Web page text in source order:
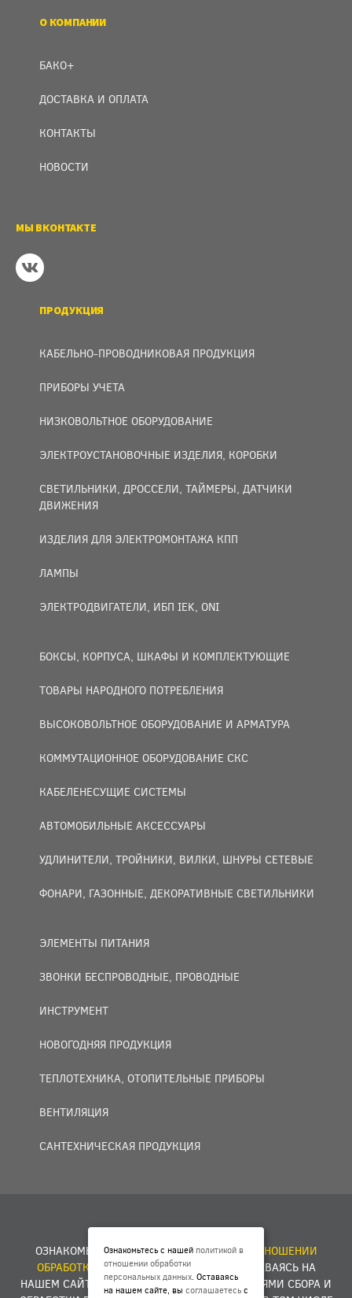
О КОМПАНИИ
БАКО+
ДОСТАВКА И ОПЛАТА
КОНТАКТЫ
НОВОСТИ
МЫ ВКОНТАКТЕ
ПРОДУКЦИЯ
КАБЕЛЬНО-ПРОВОДНИКОВАЯ ПРОДУКЦИЯ
ПРИБОРЫ УЧЕТА
НИЗКОВОЛЬТНОЕ ОБОРУДОВАНИЕ
ЭЛЕКТРОУСТАНОВОЧНЫЕ ИЗДЕЛИЯ, КОРОБКИ
СВЕТИЛЬНИКИ, ДРОССЕЛИ, ТАЙМЕРЫ, ДАТЧИКИ
ДВИЖЕНИЯ
ИЗДЕЛИЯ ДЛЯ ЭЛЕКТРОМОНТАЖА КПП
ЛАМПЫ
ЭЛЕКТРОДВИГАТЕЛИ, ИБП IEK, ONI
БОКСЫ, КОРПУСА, ШКАФЫ И КОМПЛЕКТУЮЩИЕ
ТОВАРЫ НАРОДНОГО ПОТРЕБЛЕНИЯ
ВЫСОКОВОЛЬТНОЕ ОБОРУДОВАНИЕ И АРМАТУРА
КОММУТАЦИОННОЕ ОБОРУДОВАНИЕ СКС
КАБЕЛЕНЕСУЩИЕ СИСТЕМЫ
АВТОМОБИЛЬНЫЕ АКСЕССУАРЫ
УДЛИНИТЕЛИ, ТРОЙНИКИ, ВИЛКИ, ШНУРЫ СЕТЕВЫЕ
ФОНАРИ, ГАЗОННЫЕ, ДЕКОРАТИВНЫЕ СВЕТИЛЬНИКИ
ЭЛЕМЕНТЫ ПИТАНИЯ
ЗВОНКИ БЕСПРОВОДНЫЕ, ПРОВОДНЫЕ
ИНСТРУМЕНТ
НОВОГОДНЯЯ ПРОДУКЦИЯ
ТЕПЛОТЕХНИКА, ОТОПИТЕЛЬНЫЕ ПРИБОРЫ
ВЕНТИЛЯЦИЯ
САНТЕХНИЧЕСКАЯ ПРОДУКЦИЯ
ОЗНАКОМЬТЕСЬ С НАШЕЙПОЛИТИКОЙ В ОТНОШЕНИИ
ОБРАБОТКИ ПЕРСОНАЛЬНЫХ ДАННЫХ
. ОСТАВАЯСЬ НА
НАШЕМ САЙТЕ, ВЫСОГЛАШАЕТЕСЬС УСЛОВИЯМИ СБОРА И
Ознакомьтесь с нашей политикой в
отношении обработки
персональных данных. Оставаясь
на нашем сайте, вы соглашаетесь с